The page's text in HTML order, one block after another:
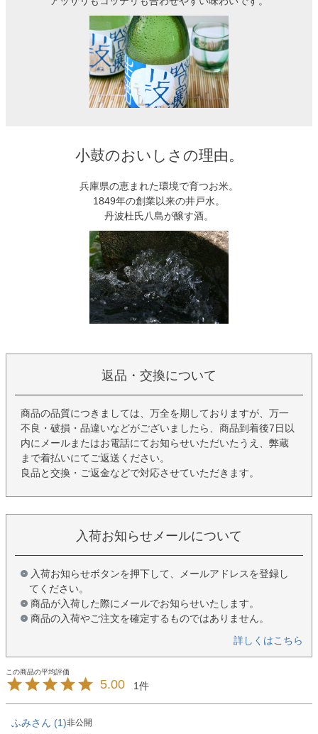
小鼓のおいしさの理由。
兵庫県の恵まれた環境で育つお米。
1849年の創業以来の井戸水。
丹波杜氏八島が醸す酒。
返品・交換について
商品の品質につきましては、万全を期しておりますが、万一
不良・破損・品違いなどがございましたら、商品到着後7日以
内にメールまたはお電話にてお知らせいただいたうえ、弊蔵
まで着払いにてご返送ください。
良品と交換・ご返金などで対応させていただきます。
入荷お知らせメールについて
入荷お知らせボタンを押下して、メールアドレスを登録し
てください。
商品が入荷した際にメールでお知らせいたします。
商品の入荷やご注文を確定するものではありません。
詳しくはこちら
5.00 1
ふみ 1 非公開